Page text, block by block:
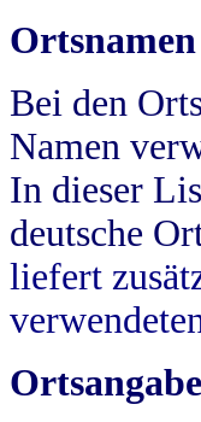
Ortsnamen
Bei den
Namen
In dieser
deutsche
liefert